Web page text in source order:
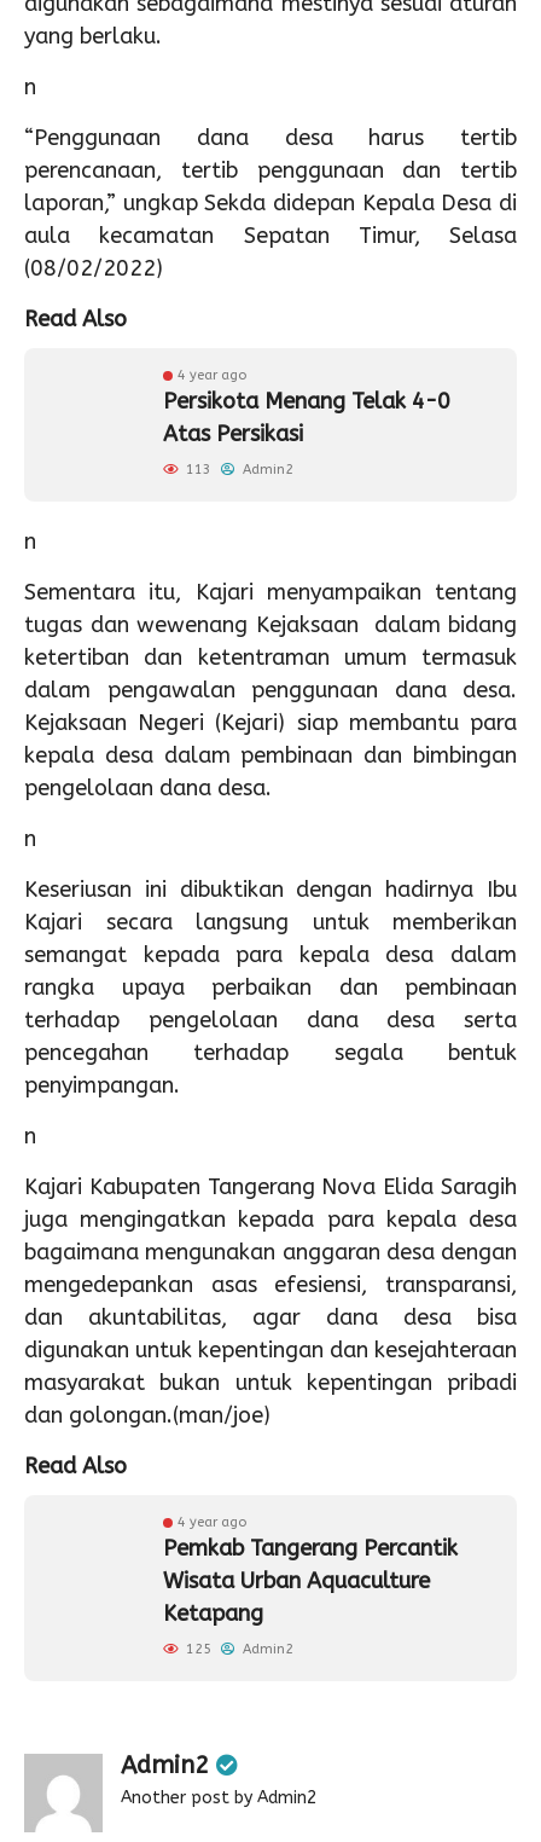
yang berlaku.
n
“Penggunaan dana desa harus tertib
perencanaan, tertib penggunaan dan tertib
laporan,” ungkap Sekda didepan Kepala Desa di
aula kecamatan Sepatan Timur, Selasa
(08/02/2022)
Read Also
4 year ago
Persikota Menang Telak 4-0
Atas Persikasi
113 Admin2
n
Sementara itu, Kajari menyampaikan tentang
tugas dan wewenang Kejaksaan dalam bidang
ketertiban dan ketentraman umum termasuk
dalam pengawalan penggunaan dana desa.
Kejaksaan Negeri (Kejari) siap membantu para
kepala desa dalam pembinaan dan bimbingan
pengelolaan dana desa.
n
Keseriusan ini dibuktikan dengan hadirnya Ibu
Kajari secara langsung untuk memberikan
semangat kepada para kepala desa dalam
rangka upaya perbaikan dan pembinaan
terhadap pengelolaan dana desa serta
pencegahan terhadap segala bentuk
penyimpangan.
n
Kajari Kabupaten Tangerang Nova Elida Saragih
juga mengingatkan kepada para kepala desa
bagaimana mengunakan anggaran desa dengan
mengedepankan asas efesiensi, transparansi,
dan akuntabilitas, agar dana desa bisa
digunakan untuk kepentingan dan kesejahteraan
masyarakat bukan untuk kepentingan pribadi
dan golongan.(man/joe)
Read Also
4 year ago
Pemkab Tangerang Percantik
Wisata Urban Aquaculture
Ketapang
125 Admin2
Admin2
Another post by Admin2